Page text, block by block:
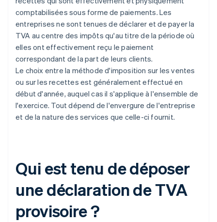
comptabilisées sous forme de paiements. Les
entreprises ne sont tenues de déclarer et de payer la
TVA au centre des impôts qu'au titre de la période où
elles ont effectivement reçu le paiement
correspondant de la part de leurs clients.
Le choix entre la méthode d'imposition sur les ventes
ou sur les recettes est généralement effectué en
début d'année, auquel cas il s'applique à l'ensemble de
l'exercice. Tout dépend de l'envergure de l'entreprise
et de la nature des services que celle-ci fournit.
Qui est tenu de déposer
une déclaration de TVA
provisoire ?